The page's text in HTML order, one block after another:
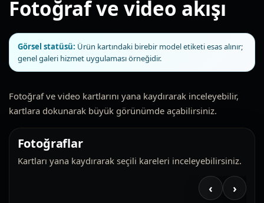
Fotoğraf ve video akışı
Görsel statüsü: Ürün kartındaki birebir model etiketi esas alınır;
genel galeri hizmet uygulaması örneğidir.
Fotoğraf ve video kartlarını yana kaydırarak inceleyebilir,
kartlara dokunarak büyük görünümde açabilirsiniz.
Fotoğraflar
Kartları yana kaydırarak seçili kareleri inceleyebilirsiniz.
‹ ›